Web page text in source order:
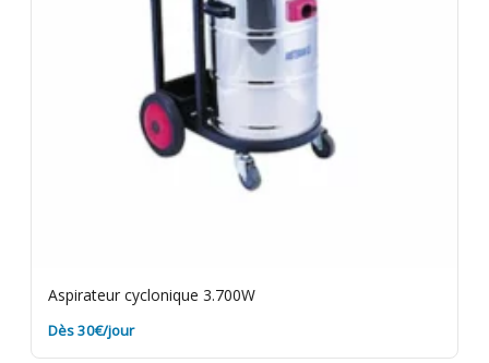
Aspirateur cyclonique 3.700W
Dès 30€/jour